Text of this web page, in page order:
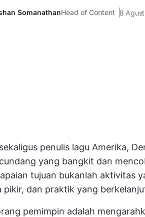
SomanathanHead of Content 8
penulis lagu Amerika,
yang bangkit dan
tujuan bukanlah aktivitas
pikir, dan praktik yang
pemimpin adalah